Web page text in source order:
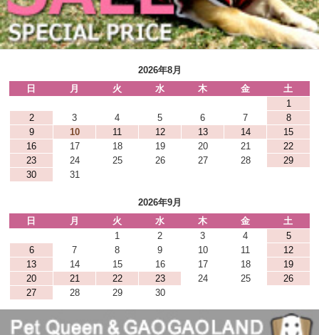
2026年8月
日
月 火 水 木 金
土
1
2
3 4 5 6 7
8
9
10 11 12 13 14
15
16
17 18 19 20 21
22
23
24 25 26 27 28
29
30
31
2026年9月
日
月 火 水 木 金
土
1
2 3 4
5
6
7 8 9 10 11
12
13
14 15 16 17 18
19
20
21 22 23 24 25
26
27
28 29 30